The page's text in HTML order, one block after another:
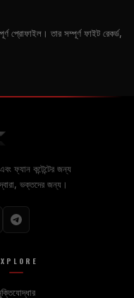
প্রোফাইল। তার সম্পূর্ণ ফাইট রেকর্ড,
ফ্যান কন্টেন্টের জন্য
ভক্তদের জন্য।